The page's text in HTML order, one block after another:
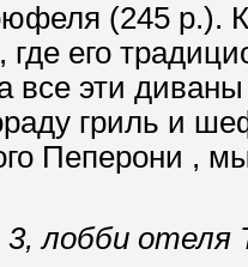
(245 р.).
его
все эти
гриль и
Пеперони ,
3, лобби